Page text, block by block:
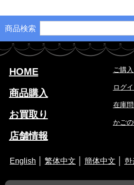
商品検索
HOME
商品購入
お買取り
店舗情報
ご購
ログ
在庫
かご
English 繁体中文 簡体中文 한